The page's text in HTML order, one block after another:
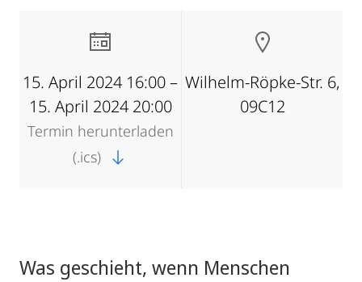
15. April 2024 16:00 –
15. April 2024 20:00
Termin herunterladen
(.ics)
Wilhelm-Röpke-Str. 6,
09C12
Was geschieht, wenn Menschen